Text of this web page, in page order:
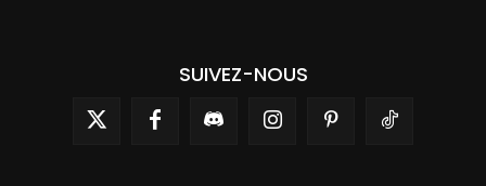
SUIVEZ-NOUS